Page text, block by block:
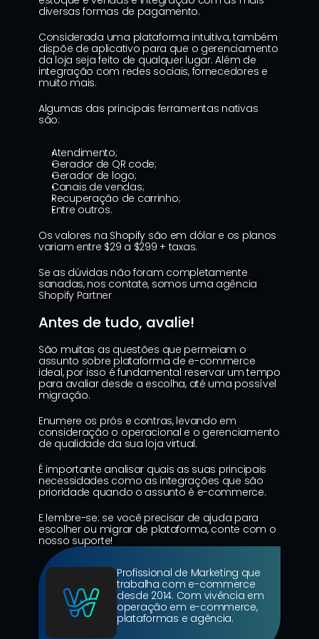
diversas formas de pagamento.
Considerada uma plataforma intuitiva, também
dispõe de aplicativo para que o gerenciamento
da loja seja feito de qualquer lugar. Além de
integração com redes sociais, fornecedores e
muito mais.
Algumas das principais ferramentas nativas
são:
Atendimento;
Gerador de QR code;
Gerador de logo;
Canais de vendas;
Recuperação de carrinho;
Entre outros.
Os valores na Shopify são em dólar e os planos
variam entre $29 a $299 + taxas.
Se as dúvidas não foram completamente
sanadas, nos contate, somos uma agência
Shopify Partner
Antes de tudo, avalie!
São muitas as questões que permeiam o
assunto sobre plataforma de e-commerce
ideal, por isso é fundamental reservar um tempo
para avaliar desde a escolha, até uma possível
migração.
Enumere os prós e contras, levando em
consideração o operacional e o gerenciamento
de qualidade da sua loja virtual.
É importante analisar quais as suas principais
necessidades como as integrações que são
prioridade quando o assunto é e-commerce.
E lembre-se: se você precisar de ajuda para
escolher ou migrar de plataforma, conte com o
nosso suporte!
Profissional de Marketing que
trabalha com e-commerce
desde 2014. Com vivência em
operação em e-commerce,
plataformas e agência.